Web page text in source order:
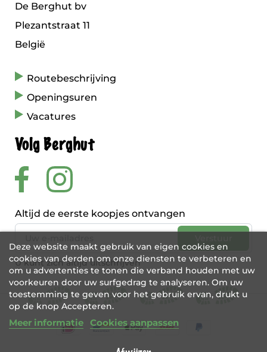
De Berghut bv
Plezantstraat 11
België
Routebeschrijving
Openingsuren
Vacatures
Volg Berghut
Altijd de eerste koopjes ontvangen
U kunt zich altijd uitschrijven
Deze website maakt gebruik van eigen cookies en
cookies van derden om onze diensten te verbeteren en
om u advertenties te tonen die verband houden met uw
voorkeuren door uw surfgedrag te analyseren. Om uw
toestemming te geven voor het gebruik ervan, drukt u
op de knop Accepteren.
Meer informatie Cookies aanpassen